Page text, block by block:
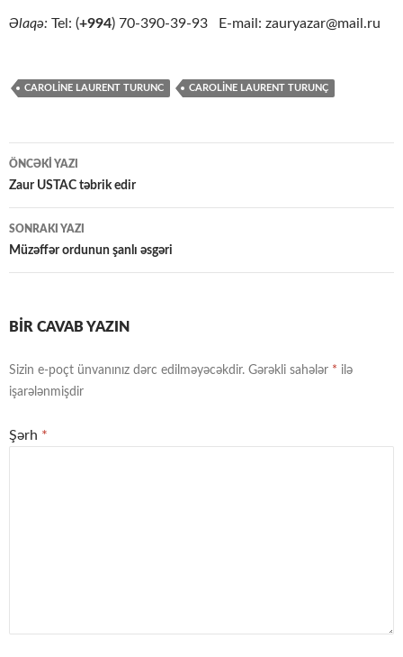
Əlaqə: Tel: (+994) 70-390-39-93 E-mail: zauryazar@mail.ru
CAROLİNE LAURENT TURUNC CAROLİNE LAURENT TURUNÇ
Yazılar
üzrə
naviqasiya
ÖNCƏKI YAZI
Zaur USTAC təbrik edir
SONRAKI YAZI
Müzəffər ordunun şanlı əsgəri
BIR CAVAB YAZIN
Sizin e-poçt ünvanınız dərc edilməyəcəkdir. Gərəkli sahələr * ilə
işarələnmişdir
Şərh *